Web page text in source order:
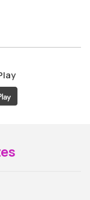
ao